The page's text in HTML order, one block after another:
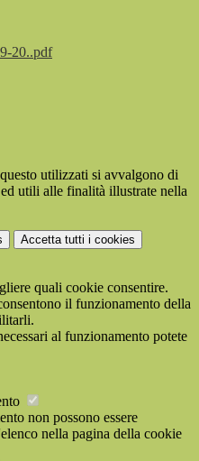
20..pdf
utilizzati si avvalgono di
utili alle finalità illustrate nella
Accetta tutti i cookies
quali cookie consentire.
il funzionamento della
al funzionamento potete
non possono essere
nella pagina della cookie